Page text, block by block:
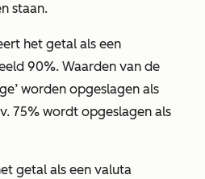
staan.
het getal als een
90%. Waarden van de
worden opgeslagen als
75% wordt opgeslagen als
getal als een valuta